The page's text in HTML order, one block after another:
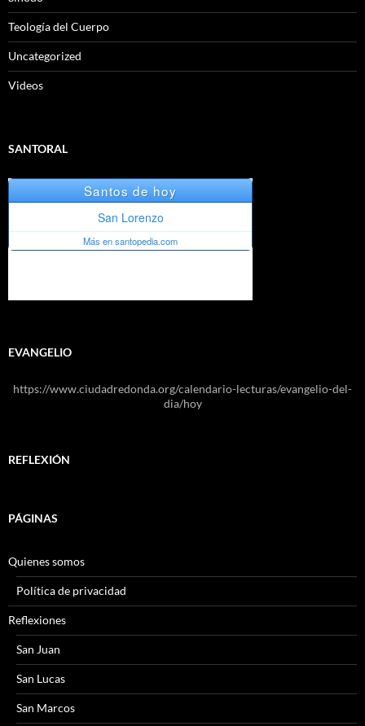
Teología del Cuerpo
Uncategorized
Videos
SANTORAL
EVANGELIO
https://www.ciudadredonda.org/calendario-lecturas/evangelio-del-
dia/hoy
REFLEXIÓN
PÁGINAS
Quienes somos
Política de privacidad
Reflexiones
San Juan
San Lucas
San Marcos